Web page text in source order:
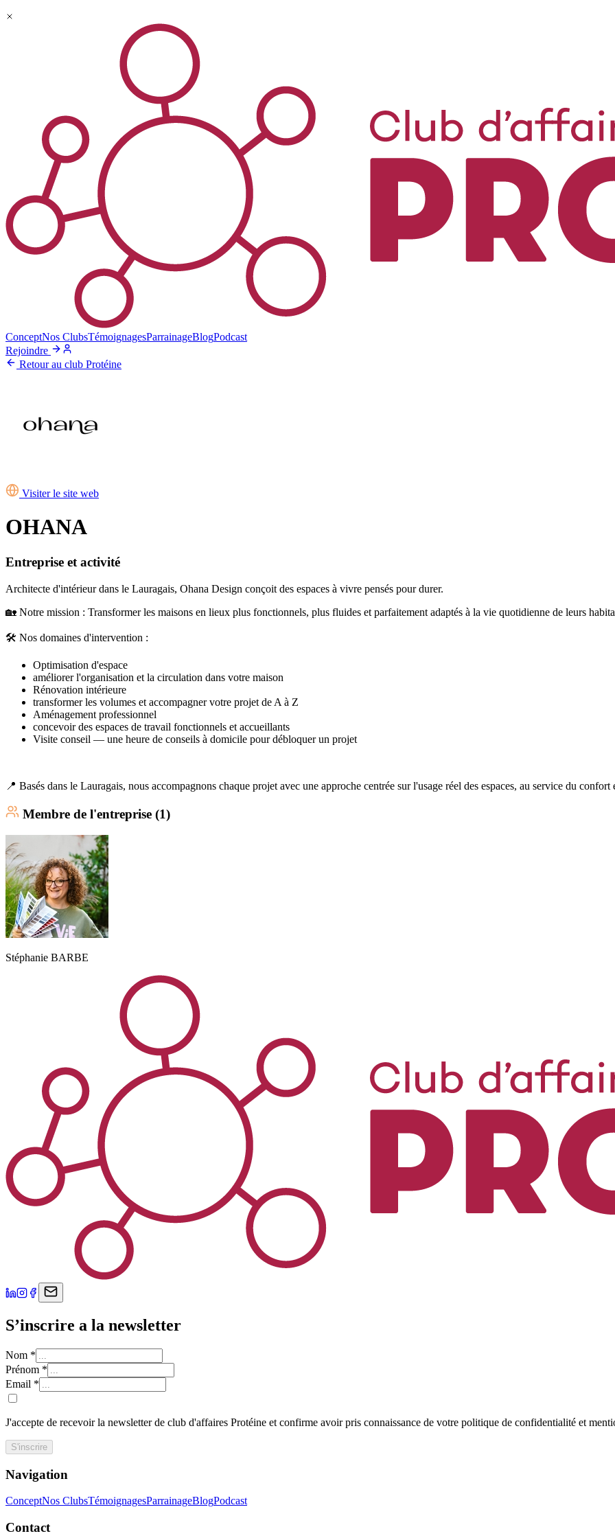
ConceptNos ClubsTémoignagesParrainageBlogPodcast
Rejoindre
Retour au club Protéine
Visiter le site web
OHANA
Entreprise et activité
Architecte d'intérieur dans le Lauragais, Ohana Design conçoit des espaces à vivre pensés pour durer.
🏡 Notre mission : Transformer les maisons en lieux plus fonctionnels, plus fluides et parfaitement adaptés à la vie quotidienne de leurs
🛠️ Nos domaines d'intervention :
Optimisation d'espace
améliorer l'organisation et la circulation dans votre maison
Rénovation intérieure
transformer les volumes et accompagner votre projet de A à Z
Aménagement professionnel
concevoir des espaces de travail fonctionnels et accueillants
Visite conseil — une heure de conseils à domicile pour débloquer un projet
📍 Basés dans le Lauragais, nous accompagnons chaque projet avec une approche centrée sur l'usage réel des espaces, au service du
Membre de l'entreprise (1)
Stéphanie BARBE
S’inscrire a la newsletter
Nom *
Prénom *
Email *
J'accepte de recevoir la newsletter de club d'affaires Protéine et confirme avoir pris connaissance de votre politique de confidentialité et
S'inscrire
Navigation
ConceptNos ClubsTémoignagesParrainageBlogPodcast
Contact